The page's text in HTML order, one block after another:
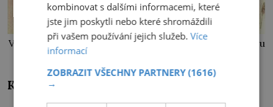
Věděla, že zemře, a přesto se vzepřela osudu. K odporu
Konec rebelie
kombinovat s dalšími informacemi, které
jste jim poskytli nebo které shromáždili
při vašem používání jejich služeb.Více
informací
ZOBRAZIT VŠECHNY PARTNERY(1616)
→